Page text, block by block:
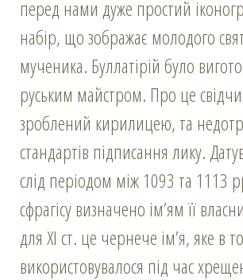
перед нами дуже простий
набір, що зображає молодого
мученика. Буллатірій було
руським майстром. Про це
зроблений кирилицею, та
стандартів підписання лику.
слід періодом між 1093 та 1113
сфрагісу визначено ім’ям її
для ХІ ст. це чернече ім’я, яке в
використовувалося під час